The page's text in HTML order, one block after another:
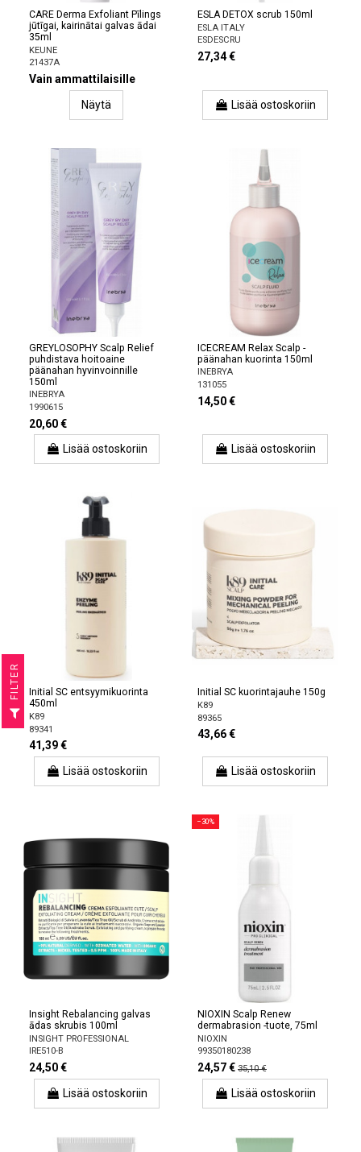
CARE Derma Exfoliant Pīlings
jūtīgai, kairinātai galvas ādai
35ml
KEUNE
21437A
Vain ammattilaisille
Näytä
ESLA DETOX scrub 150ml
ESLA ITALY
ESDESCRU
27,34 €
Lisää ostoskoriin
GREYLOSOPHY Scalp Relief
puhdistava hoitoaine
päänahan hyvinvoinnille
150ml
INEBRYA
1990615
20,60 €
Lisää ostoskoriin
ICECREAM Relax Scalp -
päänahan kuorinta 150ml
INEBRYA
131055
14,50 €
Lisää ostoskoriin
Initial SC entsyymikuorinta
450ml
K89
89341
41,39 €
Lisää ostoskoriin
Initial SC kuorintajauhe 150g
K89
89365
43,66 €
Lisää ostoskoriin
Insight Rebalancing galvas
ādas skrubis 100ml
INSIGHT PROFESSIONAL
IRE510-B
24,50 €
Lisää ostoskoriin
−30%
NIOXIN Scalp Renew
dermabrasion -tuote, 75ml
NIOXIN
99350180238
24,57 € 35,10 €
Lisää ostoskoriin
R